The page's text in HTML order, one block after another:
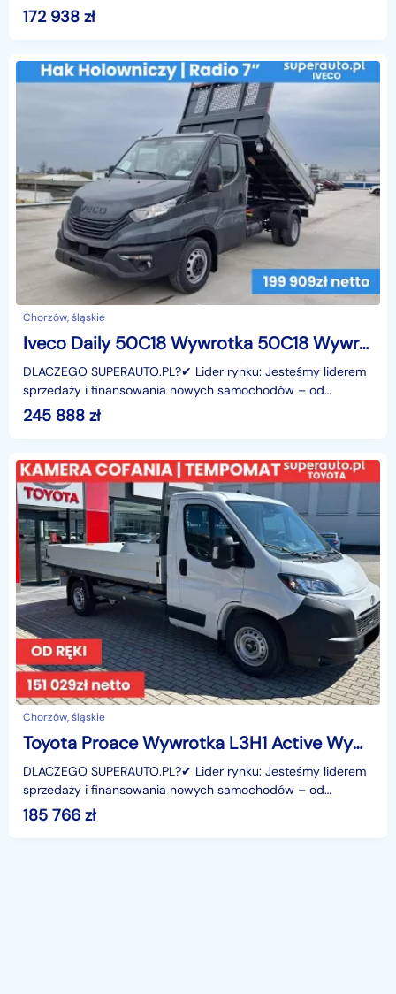
2800X2200 • SILNIK: 2.0 EcoBlue 130KM LDT M6 RWD 350
L3 • SKRZYNIA:
172 938 zł
Chorzów, śląskie
Iveco Daily 50C18 Wywrotka 50C18 Wywrotka 3.0 176KM
DLACZEGO SUPERAUTO.PL?✔ Lider rynku: Jesteśmy liderem
sprzedaży i finansowania nowych samochodów – od
osobowych, przez dostawcze, po segment premium.✔
Zaufanie
245 888 zł
Chorzów, śląskie
Toyota Proace Wywrotka L3H1 Active Wywrotka L3H1 Active 2.2 140 KM
DLACZEGO SUPERAUTO.PL?✔ Lider rynku: Jesteśmy liderem
sprzedaży i finansowania nowych samochodów – od
osobowych, przez dostawcze, po segment premium.✔
Zaufanie
185 766 zł